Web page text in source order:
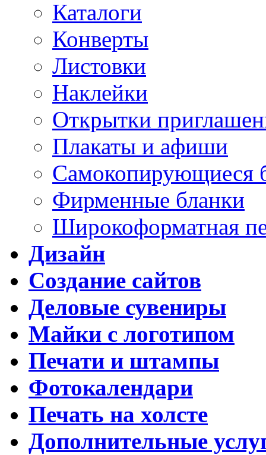
Каталоги
Конверты
Листовки
Наклейки
Открытки
Плакаты и афиши
Самокопирующиеся
Фирменные бланки
Широкоформатная
Дизайн
Создание сайтов
Деловые сувениры
Майки с логотипом
Печати и штампы
Фотокалендари
Печать на холсте
Дополнительные